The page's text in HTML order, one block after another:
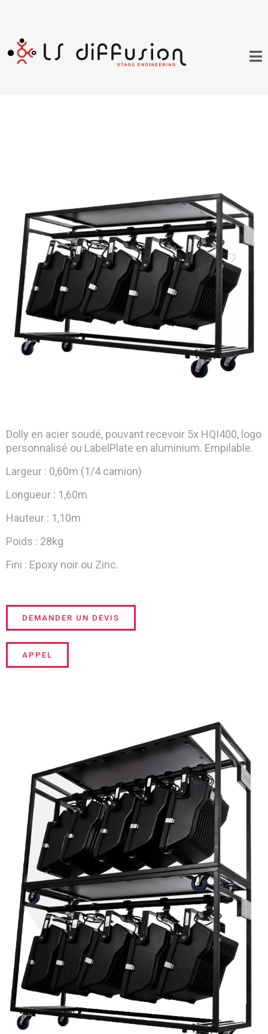
Dolly en acier soudé, pouvant recevoir 5x HQI400, logo
personnalisé ou LabelPlate en aluminium. Empilable.
Largeur : 0,60m (1/4 camion)
Longueur : 1,60m
Hauteur : 1,10m
Poids : 28kg
Fini : Epoxy noir ou Zinc.
DEMANDER UN DEVIS
APPEL